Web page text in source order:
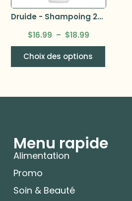
Druide - Shampoing 250ml
$16.99 – $18.99
Choix des options
Menu rapide
Alimentation
Promo
Soin & Beauté